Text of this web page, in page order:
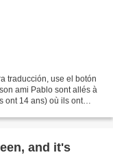
traducción, use el botón
ami Pablo sont allés à
ont 14 ans) où ils ont
and it's